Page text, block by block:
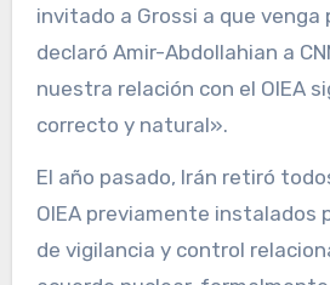
invitado a Grossi a que venga
declaró Amir-Abdollahian a
nuestra relación con el OIEA
correcto y natural».
El año pasado, Irán retiró
OIEA previamente instalados
de vigilancia y control